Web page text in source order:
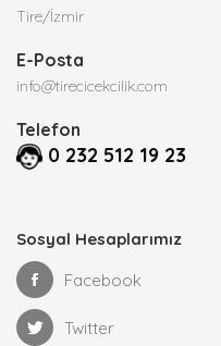
Tire/İzmir
E-Posta
info@tirecicekcilik.com
Telefon
0 232 512 19 23
Sosyal Hesaplarımız
Facebook
Twitter